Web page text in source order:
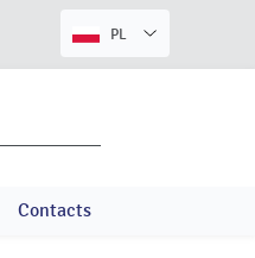
PL
Contacts